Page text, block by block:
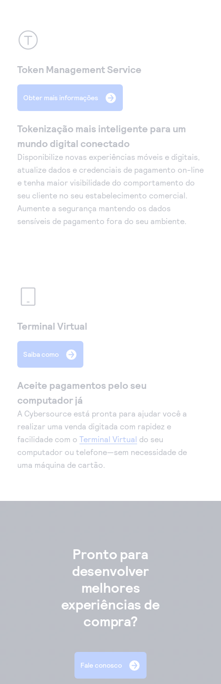
Token Management Service
Obter mais informações
Tokenização mais inteligente para um
mundo digital conectado
Disponibilize novas experiências móveis e digitais,
atualize dados e credenciais de pagamento on-line
e tenha maior visibilidade do comportamento do
seu cliente no seu estabelecimento comercial.
Aumente a segurança mantendo os dados
sensíveis de pagamento fora do seu ambiente.
Terminal Virtual
Saiba como
Aceite pagamentos pelo seu
computador já
A Cybersource está pronta para ajudar você a
realizar uma venda digitada com rapidez e
facilidade com o Terminal Virtual do seu
computador ou telefone—sem necessidade de
uma máquina de cartão.
Pronto para
desenvolver
melhores
experiências de
compra?
Fale conosco